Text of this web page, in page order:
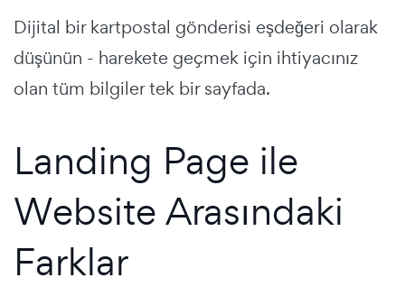
Dijital bir kartpostal gönderisi eşdeğeri olarak
düşünün - harekete geçmek için ihtiyacınız
olan tüm bilgiler tek bir sayfada.
Landing Page ile
Website Arasındaki
Farklar